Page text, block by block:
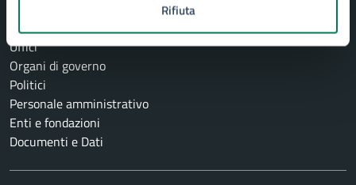
Rifiuta
Aree amministrative
Uffici
Organi di governo
Politici
Personale amministrativo
Enti e fondazioni
Documenti e Dati